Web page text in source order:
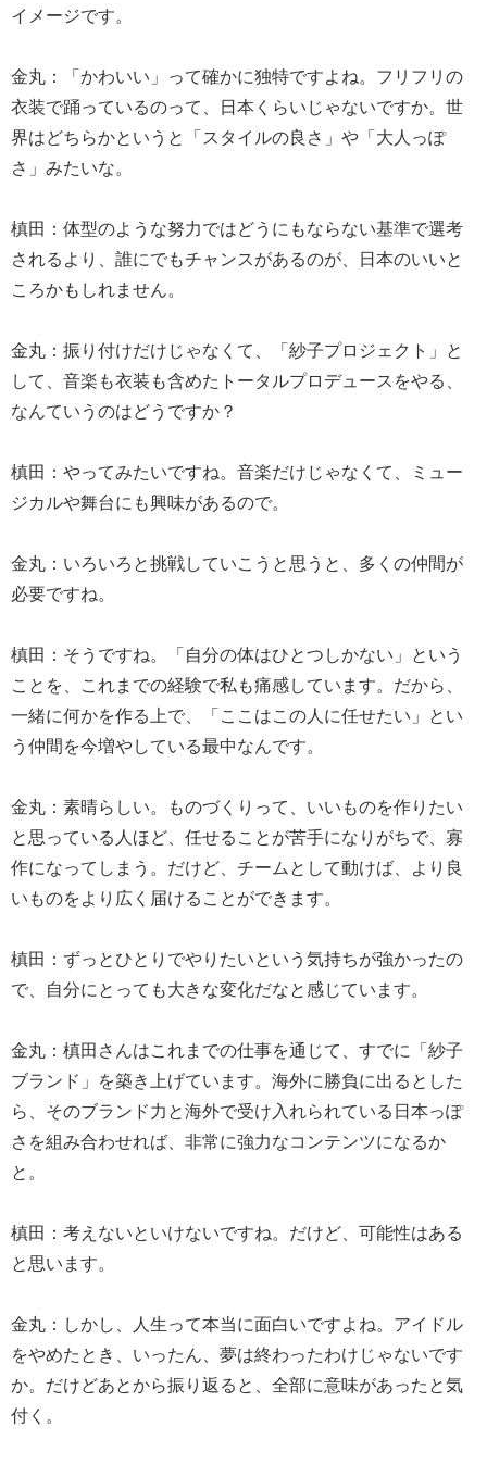
イメージです。
金丸：「かわいい」って確かに独特ですよね。フリフリの
衣装で踊っているのって、日本くらいじゃないですか。世
界はどちらかというと「スタイルの良さ」や「大人っぽ
さ」みたいな。
槙田：体型のような努力ではどうにもならない基準で選考
されるより、誰にでもチャンスがあるのが、日本のいいと
ころかもしれません。
金丸：振り付けだけじゃなくて、「紗子プロジェクト」と
して、音楽も衣装も含めたトータルプロデュースをやる、
なんていうのはどうですか？
槙田：やってみたいですね。音楽だけじゃなくて、ミュー
ジカルや舞台にも興味があるので。
金丸：いろいろと挑戦していこうと思うと、多くの仲間が
必要ですね。
槙田：そうですね。「自分の体はひとつしかない」という
ことを、これまでの経験で私も痛感しています。だから、
一緒に何かを作る上で、「ここはこの人に任せたい」とい
う仲間を今増やしている最中なんです。
金丸：素晴らしい。ものづくりって、いいものを作りたい
と思っている人ほど、任せることが苦手になりがちで、寡
作になってしまう。だけど、チームとして動けば、より良
いものをより広く届けることができます。
槙田：ずっとひとりでやりたいという気持ちが強かったの
で、自分にとっても大きな変化だなと感じています。
金丸：槙田さんはこれまでの仕事を通じて、すでに「紗子
ブランド」を築き上げています。海外に勝負に出るとした
ら、そのブランド力と海外で受け入れられている日本っぽ
さを組み合わせれば、非常に強力なコンテンツになるか
と。
槙田：考えないといけないですね。だけど、可能性はある
と思います。
金丸：しかし、人生って本当に面白いですよね。アイドル
をやめたとき、いったん、夢は終わったわけじゃないです
か。だけどあとから振り返ると、全部に意味があったと気
付く。